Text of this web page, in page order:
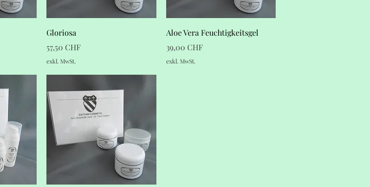
Gloriosa
Preis
57,50 CHF
exkl. MwSt.
Schnellansicht
Aloe Vera Feuchtigkeitsgel
Preis
39,00 CHF
exkl. MwSt.